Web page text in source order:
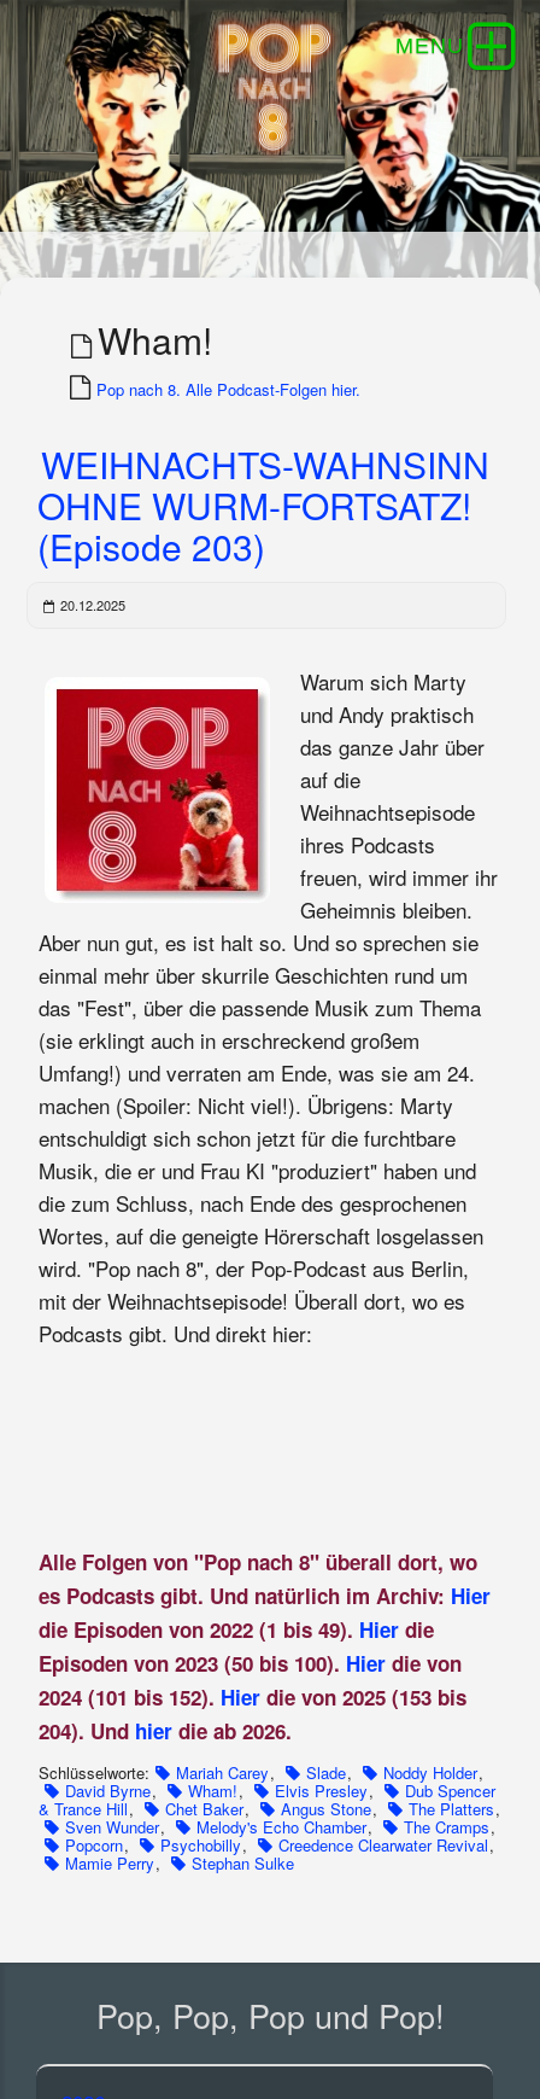
Wham!
Pop nach 8. Alle Podcast-Folgen hier.
WEIHNACHTS-WAHNSINN
OHNE WURM-FORTSATZ!
(Episode 203)
20.12.2025
Warum sich Marty
und Andy praktisch
das ganze Jahr über
auf die
Weihnachtsepisode
ihres Podcasts
freuen, wird immer ihr
Geheimnis bleiben.
Aber nun gut, es ist halt so. Und so sprechen sie
einmal mehr über skurrile Geschichten rund um
das "Fest", über die passende Musik zum Thema
(sie erklingt auch in erschreckend großem
Umfang!) und verraten am Ende, was sie am 24.
machen (Spoiler: Nicht viel!). Übrigens: Marty
entschuldigt sich schon jetzt für die furchtbare
Musik, die er und Frau KI "produziert" haben und
die zum Schluss, nach Ende des gesprochenen
Wortes, auf die geneigte Hörerschaft losgelassen
wird. "Pop nach 8", der Pop-Podcast aus Berlin,
mit der Weihnachtsepisode! Überall dort, wo es
Podcasts gibt. Und direkt hier:
Alle Folgen von "Pop nach 8" überall dort, wo
es Podcasts gibt. Und natürlich im Archiv: Hier
die Episoden von 2022 (1 bis 49). Hierdie
Episoden von 2023 (50 bis 100). Hier die von
2024 (101 bis 152). Hier die von 2025 (153 bis
204). Und hier die ab 2026.
Schlüsselworte: Mariah Carey, Slade, Noddy Holder,
David Byrne, Wham!, Elvis Presley, Dub Spencer
& Trance Hill, Chet Baker, Angus Stone, The Platters,
Sven Wunder, Melody's Echo Chamber, The Cramps,
Popcorn, Psychobilly, Creedence Clearwater Revival,
Mamie Perry, Stephan Sulke
Pop, Pop, Pop und Pop!